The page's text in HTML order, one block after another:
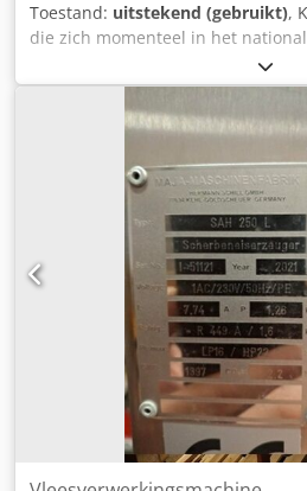
Toestand: uitstekend (gebruikt),
die zich momenteel in het
bevindt. Dit systeem is ontworpen
het nationale voetbalstadion. We
documentatie, maar we denken
uit 4 x 1000 kg Ziegra-eenheden
dubbele ijsmachines die elk in
vallen. Het systeem verkeert in
het slechts korte tijd is gebruikt
het eenvoudiger was om het ijs in
te laten leveren aan elk
De machines dragen de namen
leverancier) en Manitowok, maar
zijn. Crsdpfxstpc T Sj Afief